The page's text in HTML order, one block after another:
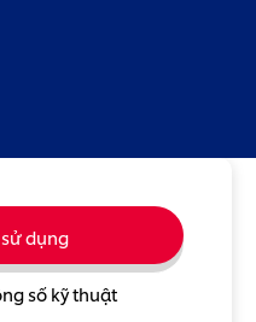
dụng
số kỹ thuật